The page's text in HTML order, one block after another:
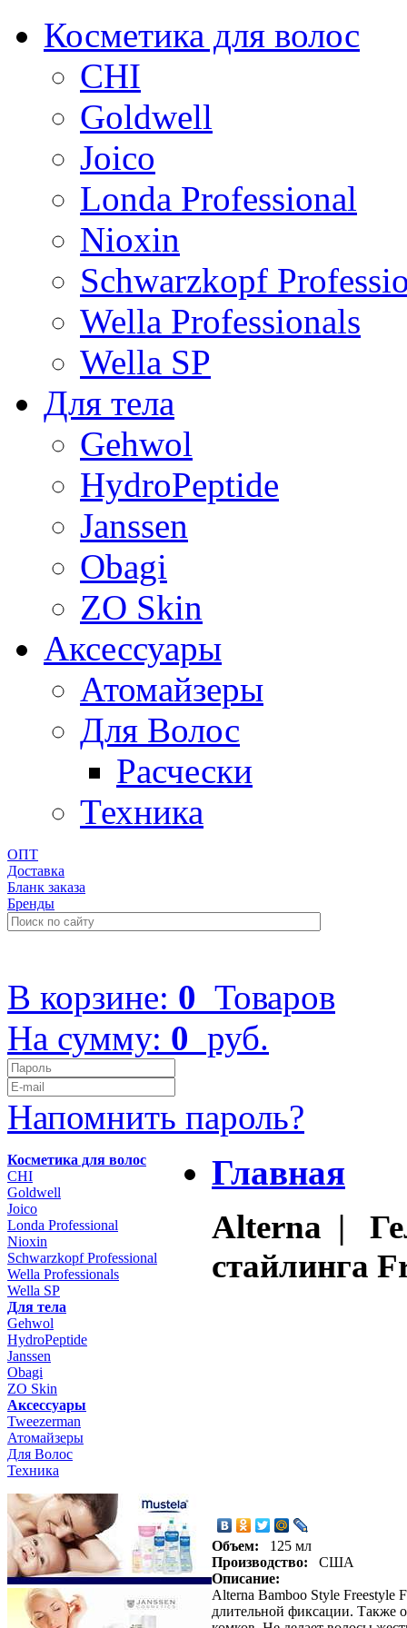
Косметика для волос
CHI
Goldwell
Joico
Londa Professional
Nioxin
Schwarzkopf
Wella Professionals
Wella SP
Для тела
Gehwol
HydroPeptide
Janssen
Obagi
ZO Skin
Aксессуары
Атомайзеры
Для Волос
Расчески
Техника
ОПТ
Доставка
Бланк заказа
Бренды
В корзине: 0 Товаров
На сумму: 0 руб.
Напомнить пароль?
Косметика для волос
CHI
Goldwell
Joico
Londa Professional
Nioxin
Schwarzkopf Professional
Wella Professionals
Wella SP
Для тела
Gehwol
HydroPeptide
Janssen
Obagi
ZO Skin
Aксессуары
Tweezerman
Атомайзеры
Для Волос
Техника
Главная
Alterna |
стайлинга
Объем:
125 мл
Производство:
США
Описание:
Alterna Bamboo Style Freestyle
длительной фиксации. Также